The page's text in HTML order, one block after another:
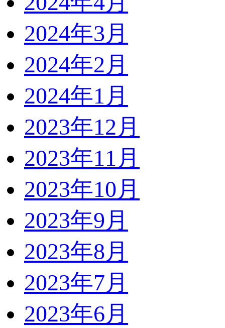
2024年3月
2024年2月
2024年1月
2023年12月
2023年11月
2023年10月
2023年9月
2023年8月
2023年7月
2023年6月